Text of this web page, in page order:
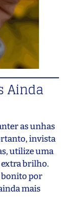
Ainda
as unhas
invista
utilize uma
extra brilho.
bonito por
mais